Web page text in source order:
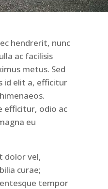
hendrerit, nunc
ac facilisis
metus. Sed
id elit a, efficitur
efficitur, odio ac
eu
dolor vel,
curae;
tempor